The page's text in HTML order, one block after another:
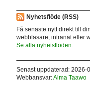
Nyhetsflöde (RSS)
Få senaste nytt direkt till din
webbläsare, intranät eller
Se alla nyhetsflöden.
Senast uppdaterad: 2026-
Webbansvar:Alma Taawo